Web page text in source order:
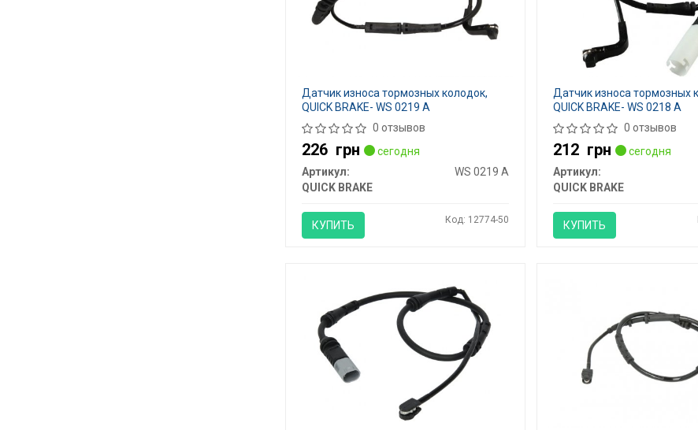
Датчик износа тормозных колодок,
QUICK BRAKE- WS 0219 A
0 отзывов
226 грн
сегодня
Артикул:
WS 0219 A
QUICK BRAKE
КУПИТЬ Код: 12774-50
Датчик износа тормозных
QUICK BRAKE- WS 0218 A
0 отзывов
212 грн
сегодня
Артикул:
QUICK BRAKE
КУПИТЬ